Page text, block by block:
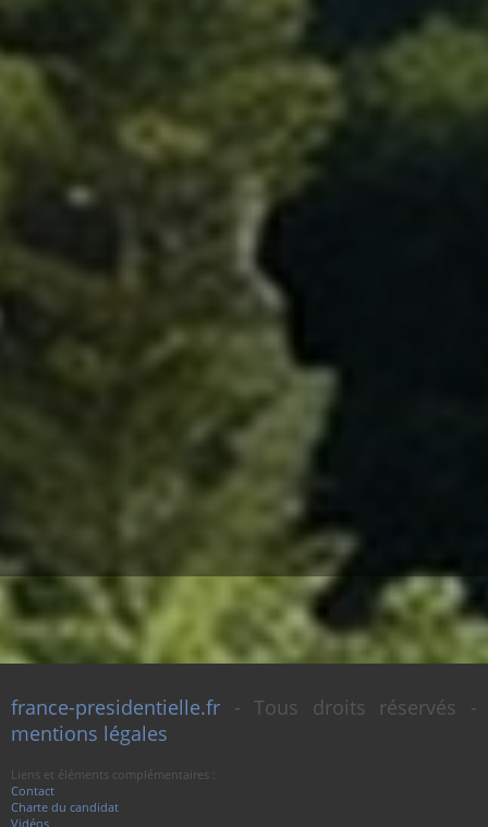
france-presidentielle.fr - Tous droits réservés -
mentions légales
Liens et éléments complémentaires :
Contact
Charte du candidat
Vidéos